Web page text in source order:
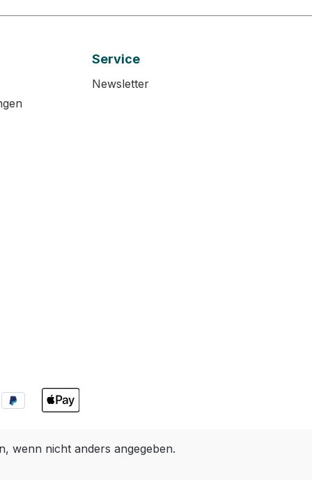
Service
Newsletter
wenn nicht anders angegeben.